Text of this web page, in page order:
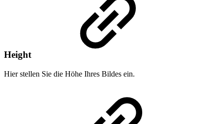
Height
Hier stellen Sie die Höhe Ihres Bildes ein.